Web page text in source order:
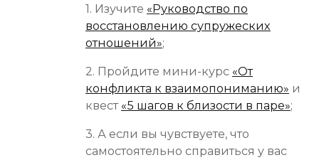
1. Изучите «Руководство по
восстановлению супружеских
отношений»;
2. Пройдите мини-курс «От
конфликта к взаимопониманию» и
квест «5 шагов к близости в паре»;
3. А если вы чувствуете, что
самостоятельно справиться у вас